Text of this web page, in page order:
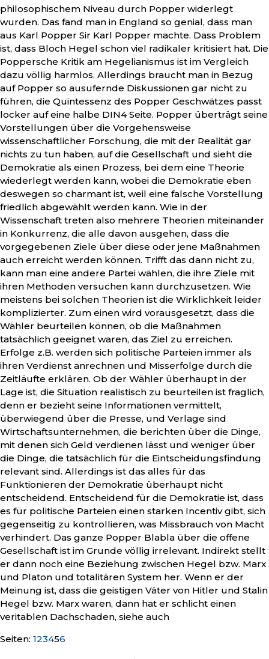
philosophischem Niveau durch Popper widerlegt
wurden. Das fand man in England so genial, dass man
aus Karl Popper Sir Karl Popper machte. Dass Problem
ist, dass Bloch Hegel schon viel radikaler kritisiert hat. Die
Poppersche Kritik am Hegelianismus ist im Vergleich
dazu völlig harmlos. Allerdings braucht man in Bezug
auf Popper so ausufernde Diskussionen gar nicht zu
führen, die Quintessenz des Popper Geschwätzes passt
locker auf eine halbe DIN4 Seite. Popper überträgt seine
Vorstellungen über die Vorgehensweise
wissenschaftlicher Forschung, die mit der Realität gar
nichts zu tun haben, auf die Gesellschaft und sieht die
Demokratie als einen Prozess, bei dem eine Theorie
wiederlegt werden kann, wobei die Demokratie eben
deswegen so charmant ist, weil eine falsche Vorstellung
friedlich abgewählt werden kann. Wie in der
Wissenschaft treten also mehrere Theorien miteinander
in Konkurrenz, die alle davon ausgehen, dass die
vorgegebenen Ziele über diese oder jene Maßnahmen
auch erreicht werden können. Trifft das dann nicht zu,
kann man eine andere Partei wählen, die ihre Ziele mit
ihren Methoden versuchen kann durchzusetzen. Wie
meistens bei solchen Theorien ist die Wirklichkeit leider
komplizierter. Zum einen wird vorausgesetzt, dass die
Wähler beurteilen können, ob die Maßnahmen
tatsächlich geeignet waren, das Ziel zu erreichen.
Erfolge z.B. werden sich politische Parteien immer als
ihren Verdienst anrechnen und Misserfolge durch die
Zeitläufte erklären. Ob der Wähler überhaupt in der
Lage ist, die Situation realistisch zu beurteilen ist fraglich,
denn er bezieht seine Informationen vermittelt,
überwiegend über die Presse, und Verlage sind
Wirtschaftsunternehmen, die berichten über die Dinge,
mit denen sich Geld verdienen lässt und weniger über
die Dinge, die tatsächlich für die Eintscheidungsfindung
relevant sind. Allerdings ist das alles für das
Funktionieren der Demokratie überhaupt nicht
entscheidend. Entscheidend für die Demokratie ist, dass
es für politische Parteien einen starken Incentiv gibt, sich
gegenseitig zu kontrollieren, was Missbrauch von Macht
verhindert. Das ganze Popper Blabla über die offene
Gesellschaft ist im Grunde völlig irrelevant. Indirekt stellt
er dann noch eine Beziehung zwischen Hegel bzw. Marx
und Platon und totalitären System her. Wenn er der
Meinung ist, dass die geistigen Väter von Hitler und Stalin
Hegel bzw. Marx waren, dann hat er schlicht einen
veritablen Dachschaden, siehe auch
Seiten: Seite
1,Seite
2,Seite
3,Seite
4,Seite
5,Seite
6